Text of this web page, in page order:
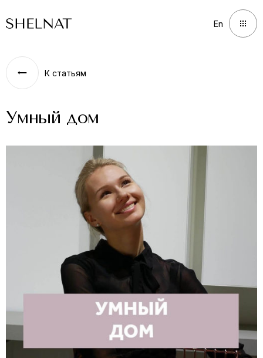
En
К статьям
Умный дом
En